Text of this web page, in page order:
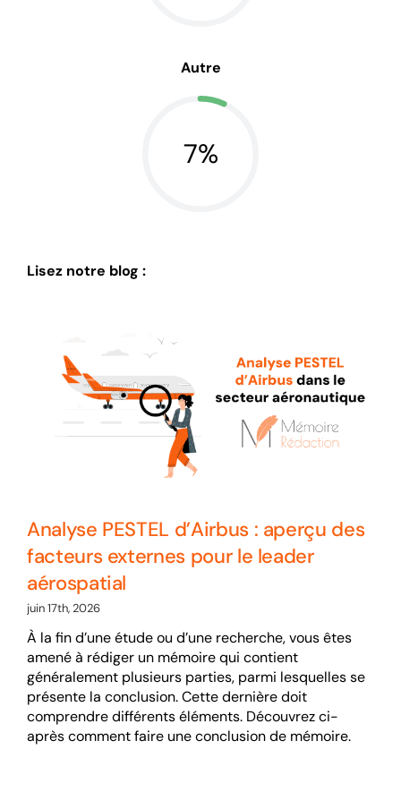
Autre
7%
Lisez notre blog :
Analyse PESTEL d’Airbus : aperçu des
facteurs externes pour le leader
aérospatial
juin 17th, 2026
À la fin d’une étude ou d’une recherche, vous êtes
amené à rédiger un mémoire qui contient
généralement plusieurs parties, parmi lesquelles se
présente la conclusion. Cette dernière doit
comprendre différents éléments. Découvrez ci-
après comment faire une conclusion de mémoire.